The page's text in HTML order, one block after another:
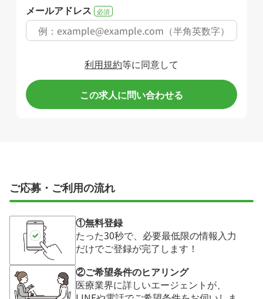
メールアドレス 必須
利用規約等に同意して
この求人に問い合わせる
ご応募・ご利用の流れ
①無料登録
たった30秒で、必要最低限の情報入力
だけでご登録が完了します！
②ご希望条件のヒアリング
医療業界に詳しいエージェントが、